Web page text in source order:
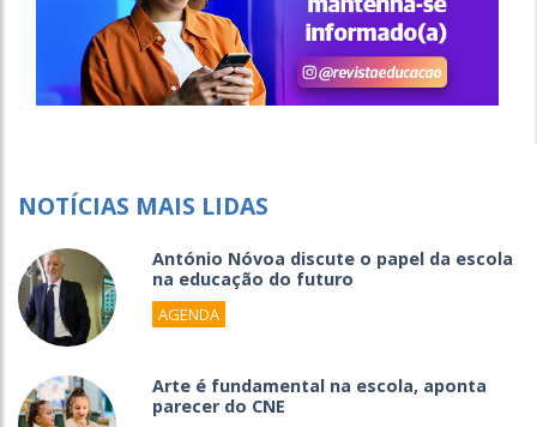
NOTÍCIAS MAIS LIDAS
António Nóvoa discute o papel da escola
na educação do futuro
AGENDA
Arte é fundamental na escola, aponta
parecer do CNE